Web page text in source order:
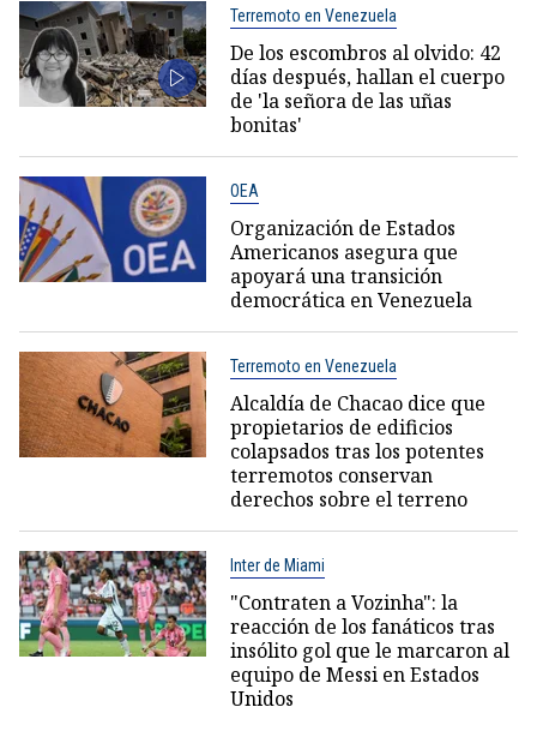
Terremoto en Venezuela
De los escombros al olvido: 42
días después, hallan el cuerpo
de 'la señora de las uñas
bonitas'
OEA
Organización de Estados
Americanos asegura que
apoyará una transición
democrática en Venezuela
Terremoto en Venezuela
Alcaldía de Chacao dice que
propietarios de edificios
colapsados tras los potentes
terremotos conservan
derechos sobre el terreno
Inter de Miami
"Contraten a Vozinha": la
reacción de los fanáticos tras
insólito gol que le marcaron al
equipo de Messi en Estados
Unidos